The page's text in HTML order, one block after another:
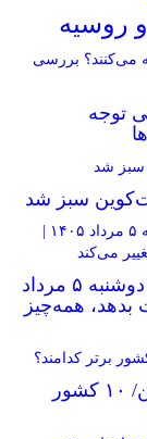
روسیه
توجه
سبز شد
قیمت تتر، بیت‌کوین و اتریوم امروز دوشنبه ۵ مرداد
بدهد، همه‌چیز
رقابت پنهان دولت‌ها بر سر بیت‌کوین/ ۱۰ کشور